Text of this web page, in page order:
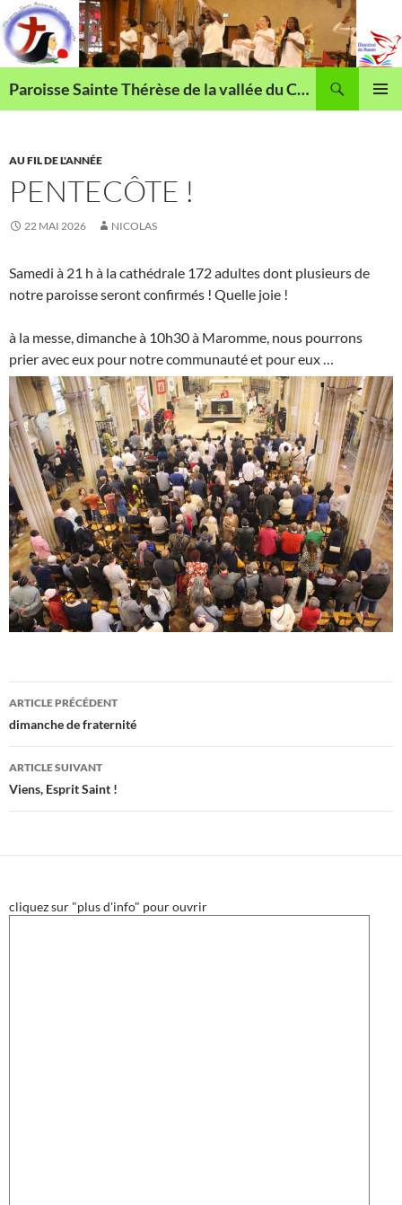
Aller
au
contenu
Paroisse Sainte Thérèse de la vallée du Cailly
AU FIL DE L'ANNÉE
PENTECÔTE !
22 MAI 2026 NICOLAS
Samedi à 21 h à la cathédrale 172 adultes dont plusieurs de
notre paroisse seront confirmés ! Quelle joie !
à la messe, dimanche à 10h30 à Maromme, nous pourrons
prier avec eux pour notre communauté et pour eux …
Navigation
des
articles
ARTICLE PRÉCÉDENT
dimanche de fraternité
ARTICLE SUIVANT
Viens, Esprit Saint !
cliquez sur "plus d'info" pour ouvrir